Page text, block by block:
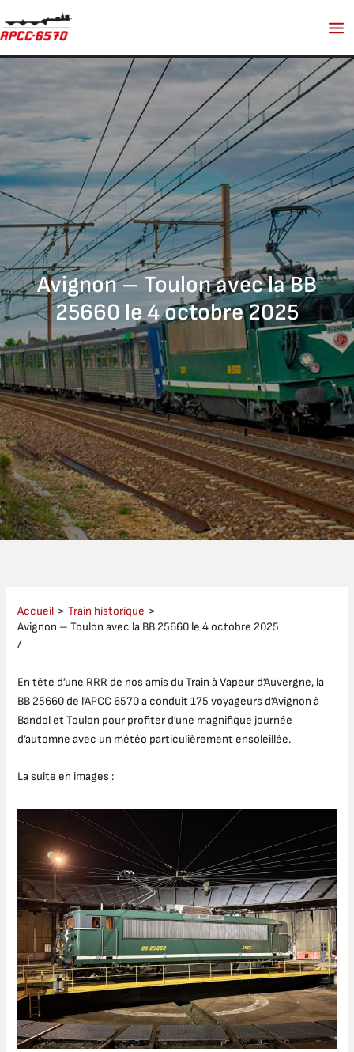
au
Avignon – Toulon avec la BB
25660 le 4 octobre 2025
Accueil
Train historique
Avignon – Toulon avec la BB 25660 le 4 octobre 2025
/
En tête d’une RRR de nos amis du Train à Vapeur d’Auvergne, la
BB 25660 de l’APCC 6570 a conduit 175 voyageurs d’Avignon à
Bandol et Toulon pour profiter d’une magnifique journée
d’automne avec un météo particulièrement ensoleillée.
La suite en images :